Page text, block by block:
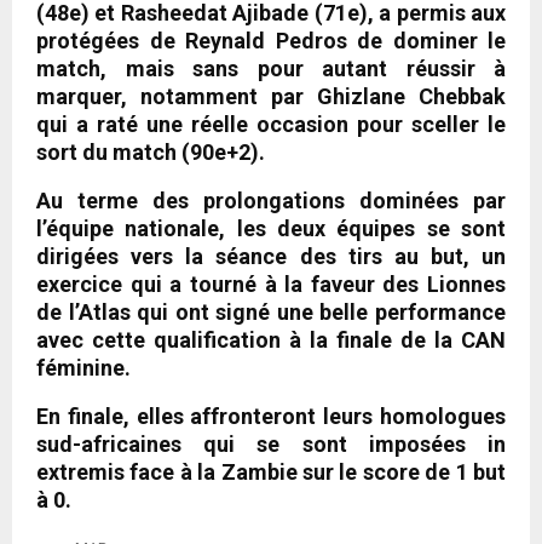
(48e) et Rasheedat Ajibade (71e), a permis aux
protégées de Reynald Pedros de dominer le
match, mais sans pour autant réussir à
marquer, notamment par Ghizlane Chebbak
qui a raté une réelle occasion pour sceller le
sort du match (90e+2).
Au terme des prolongations dominées par
l’équipe nationale, les deux équipes se sont
dirigées vers la séance des tirs au but, un
exercice qui a tourné à la faveur des Lionnes
de l’Atlas qui ont signé une belle performance
avec cette qualification à la finale de la CAN
féminine.
En finale, elles affronteront leurs homologues
sud-africaines qui se sont imposées in
extremis face à la Zambie sur le score de 1 but
à 0.